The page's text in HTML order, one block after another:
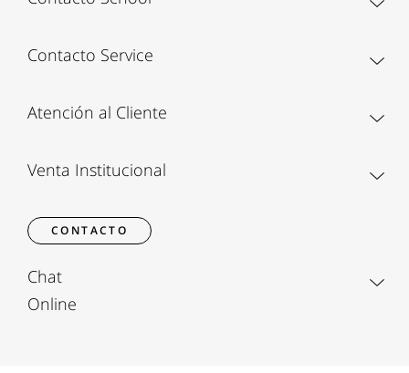
Contacto Service
Atención al Cliente
Venta Institucional
CONTACTO
Chat
Online